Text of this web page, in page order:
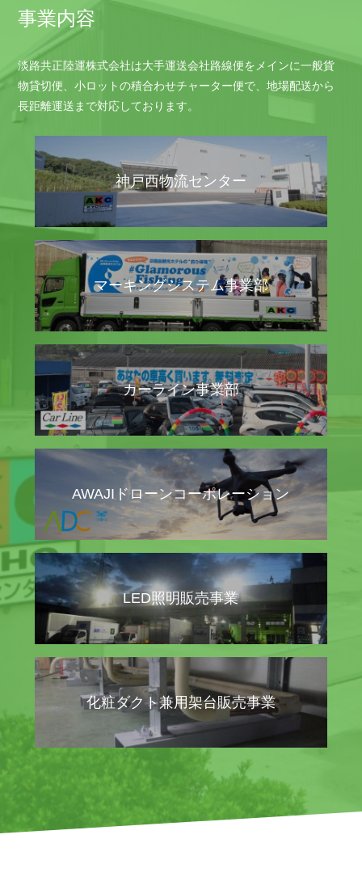
事業内容
淡路共正陸運株式会社は大手運送会社路線便をメインに一般貨
物貸切便、小ロットの積合わせチャーター便で、地場配送から
長距離運送まで対応しております。
神戸西物流センター
マーキングシステム事業部
カーライン事業部
AWAJIドローンコーポレーション
LED照明販売事業
化粧ダクト兼用架台販売事業